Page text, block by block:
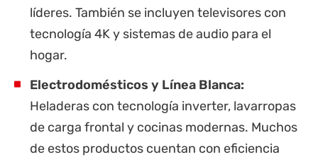
líderes. También se incluyen televisores con
tecnología 4K y sistemas de audio para el
hogar.
Electrodomésticos y Línea Blanca:
Heladeras con tecnología inverter, lavarropas
de carga frontal y cocinas modernas. Muchos
de estos productos cuentan con eficiencia